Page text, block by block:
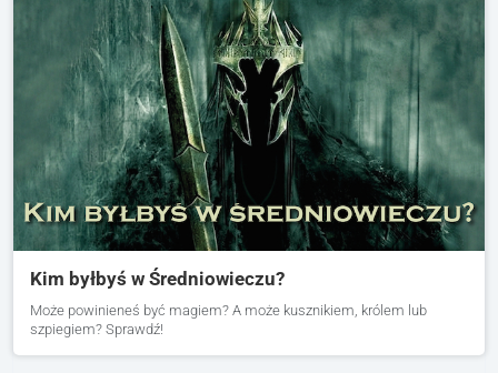
Kim byłbyś w Średniowieczu?
Może powinieneś być magiem? A może kusznikiem, królem lub
szpiegiem? Sprawdź!